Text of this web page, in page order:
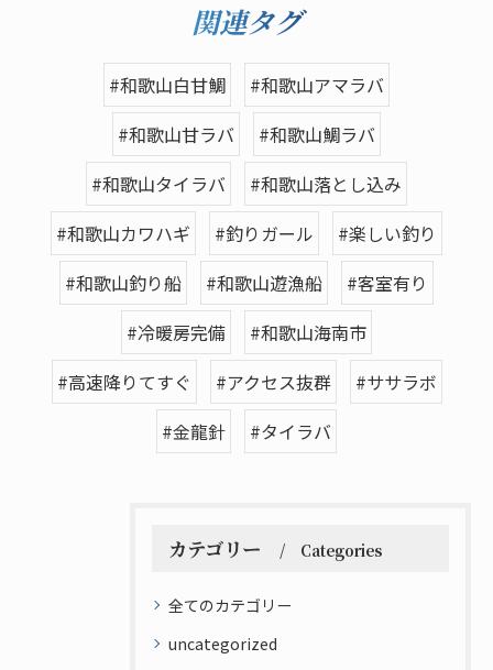
関連タグ
#和歌山白甘鯛
#和歌山アマラバ
#和歌山甘ラバ
#和歌山鯛ラバ
#和歌山タイラバ
#和歌山落とし込み
#和歌山カワハギ
#釣りガール
#楽しい釣り
#和歌山釣り船
#和歌山遊漁船
#客室有り
#冷暖房完備
#和歌山海南市
#高速降りてすぐ
#アクセス抜群
#ササラボ
#金龍針
#タイラバ
カテゴリー Categories
全てのカテゴリー
uncategorized